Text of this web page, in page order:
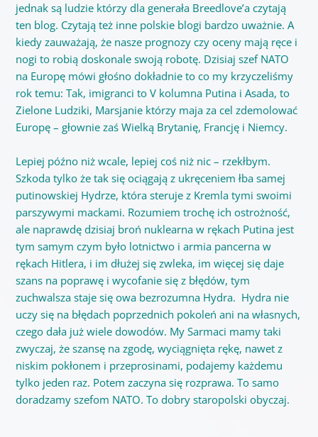
jednak są ludzie którzy dla generała Breedlove’a czytają
ten blog. Czytają też inne polskie blogi bardzo uważnie. A
kiedy zauważają, że nasze prognozy czy oceny mają ręce i
nogi to robią doskonale swoją robotę. Dzisiaj szef NATO
na Europę mówi głośno dokładnie to co my krzyczeliśmy
rok temu: Tak, imigranci to V kolumna Putina i Asada, to
Zielone Ludziki, Marsjanie którzy maja za cel zdemolować
Europę – głownie zaś Wielką Brytanię, Francję i Niemcy.
Lepiej późno niż wcale, lepiej coś niż nic – rzekłbym.
Szkoda tylko że tak się ociągają z ukręceniem łba samej
putinowskiej Hydrze, która steruje z Kremla tymi swoimi
parszywymi mackami. Rozumiem trochę ich ostrożność,
ale naprawdę dzisiaj broń nuklearna w rękach Putina jest
tym samym czym było lotnictwo i armia pancerna w
rękach Hitlera, i im dłużej się zwleka, im więcej się daje
szans na poprawę i wycofanie się z błędów, tym
zuchwalsza staje się owa bezrozumna Hydra. Hydra nie
uczy się na błędach poprzednich pokoleń ani na własnych,
czego dała już wiele dowodów. My Sarmaci mamy taki
zwyczaj, że szansę na zgodę, wyciągnięta rękę, nawet z
niskim pokłonem i przeprosinami, podajemy każdemu
tylko jeden raz. Potem zaczyna się rozprawa. To samo
doradzamy szefom NATO. To dobry staropolski obyczaj.